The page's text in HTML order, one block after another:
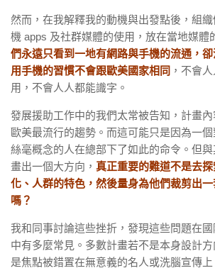
然而，在我解釋我的動機與出發點後，組
機 apps 及社群媒體的使用，放在當地媒體
們永遠只看到一地有網路與手機的流通，
用手機的習慣不會跟歐美國家相同 ，不會
用，不會人人都能識字。
發展援助工作中的我們太常被告知，計畫
歐美最流行的趨勢。而這可能只是因為一
絲毫概念的人在總部下了如此的命令。但與
畫出一個大方向， 真正重要的難道不是去
化、人群的特色，然後量身為他們裁剪出
嗎？
我和同事討論這些挫折，發現這些問題在
中有多麼常見。多數計畫若不是本身設計
是焦點被錯置在無意義的名人或洗腦宣傳